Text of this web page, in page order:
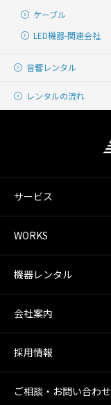
ケーブル
LED機器-関連会社
音響レンタル
レンタルの流れ
サービス
WORKS
機器レンタル
会社案内
採用情報
ご相談・お問い合わせ